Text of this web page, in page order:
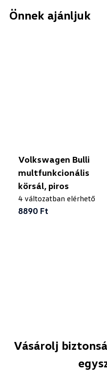
Önnek ajánljuk
Volkswagen Bulli
multfunkcionális
körsál, piros
4 változatban elérhető
8890 Ft
Vásárolj